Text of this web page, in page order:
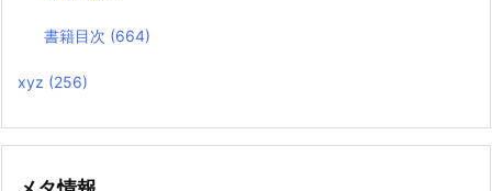
書籍目次 (664)
xyz (256)